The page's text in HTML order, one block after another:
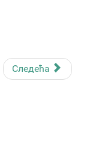
Следећа